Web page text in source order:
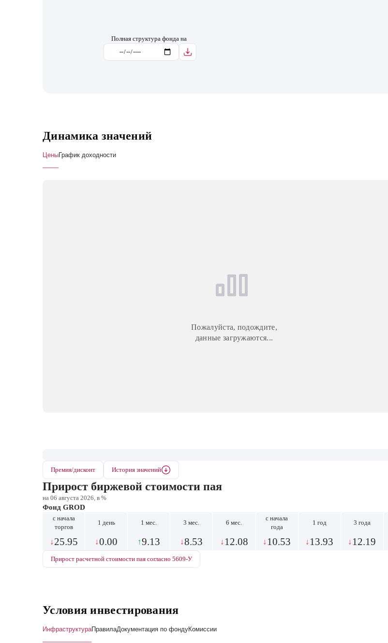
Полная структура фонда на
Динамика значений
ЦеныГрафик доходности
Пожалуйста, подождите,
данные загружаются...
Премия/дисконт История значений
Прирост биржевой стоимости пая
на 06 августа 2026, в %
Фонд GROD
с начала
торгов
1 день 1 мес. 3 мес. 6 мес.
с начала
года
1 год 3 года
↓25.95 ↓0.00 ↑9.13 ↓8.53 ↓ 12.08 ↓ 10.53 ↓ 13.93 ↓ 12.19
Прирост расчетной стоимости пая согласно 5609-У
Условия инвестирования
ИнфраструктураПравилаДокументация по фондуКомиссии